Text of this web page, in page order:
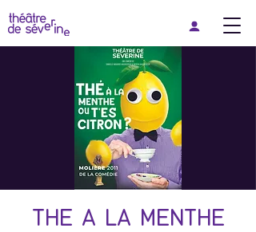
THE A LA MENTHE